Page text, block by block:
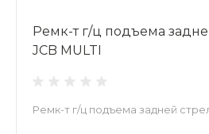
Ремк-т г/ц подъема
JCB MULTI
Ремк-т г/ц подъема задней